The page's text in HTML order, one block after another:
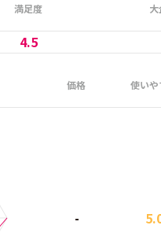
満足度
4.5
価格 使いや
-